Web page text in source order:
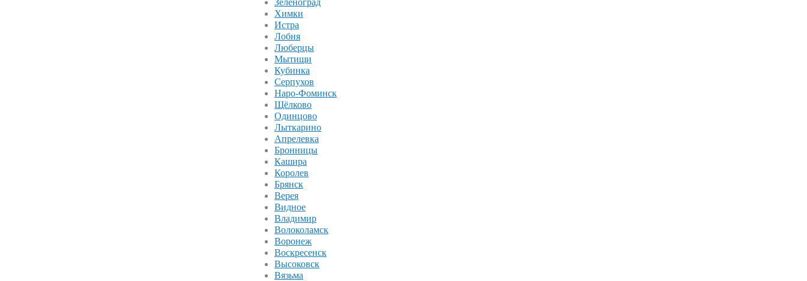
Зеленоград
Химки
Истра
Лобня
Люберцы
Мытищи
Кубинка
Серпухов
Наро-Фоминск
Щёлково
Одинцово
Лыткарино
Апрелевка
Бронницы
Кашира
Королев
Брянск
Верея
Видное
Владимир
Волоколамск
Воронеж
Воскресенск
Высоковск
Вязьма